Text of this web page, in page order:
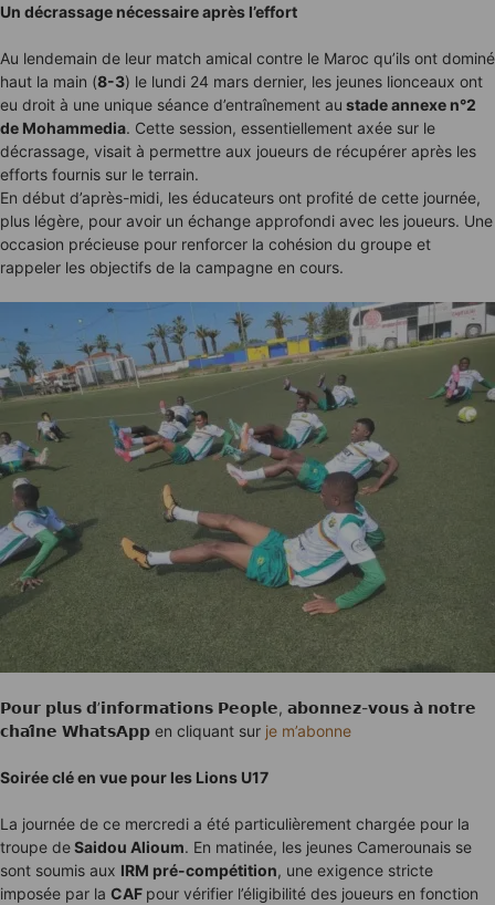
Un décrassage nécessaire après l’effort
Au lendemain de leur match amical contre le Maroc qu’ils ont dominé
haut la main (8-3) le lundi 24 mars dernier, les jeunes lionceaux ont
eu droit à une unique séance d’entraînement au stade annexe n°2
de Mohammedia. Cette session, essentiellement axée sur le
décrassage, visait à permettre aux joueurs de récupérer après les
efforts fournis sur le terrain.
En début d’après-midi, les éducateurs ont profité de cette journée,
plus légère, pour avoir un échange approfondi avec les joueurs. Une
occasion précieuse pour renforcer la cohésion du groupe et
rappeler les objectifs de la campagne en cours.
𝗣𝗼𝘂𝗿 𝗽𝗹𝘂𝘀 𝗱’𝗶𝗻𝗳𝗼𝗿𝗺𝗮𝘁𝗶𝗼𝗻𝘀 𝗣𝗲𝗼𝗽𝗹𝗲, 𝗮𝗯𝗼𝗻𝗻𝗲𝘇-𝘃𝗼𝘂𝘀 𝗮̀ 𝗻𝗼𝘁𝗿𝗲
𝗰𝗵𝗮𝗶̂𝗻𝗲 𝗪𝗵𝗮𝘁𝘀𝗔𝗽𝗽 en cliquant sur je m’abonne
Soirée clé en vue pour les Lions U17
La journée de ce mercredi a été particulièrement chargée pour la
troupe deSaidou Alioum. En matinée, les jeunes Camerounais se
sont soumis aux IRM pré-compétition, une exigence stricte
imposée par la CAF pour vérifier l’éligibilité des joueurs en fonction